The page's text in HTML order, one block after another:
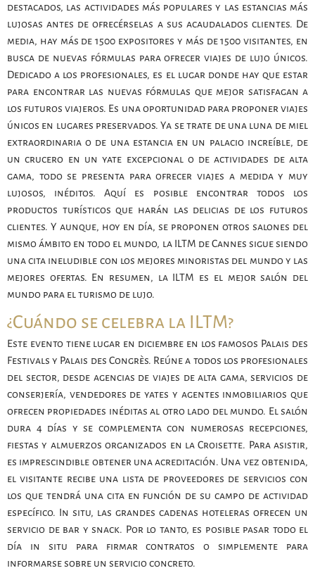
destacados, las actividades más populares y las estancias más
lujosas antes de ofrecérselas a sus acaudalados clientes. De
media, hay más de 1500 expositores y más de 1500 visitantes, en
busca de nuevas fórmulas para ofrecer viajes de lujo únicos.
Dedicado a los profesionales, es el lugar donde hay que estar
para encontrar las nuevas fórmulas que mejor satisfagan a
los futuros viajeros. Es una oportunidad para proponer viajes
únicos en lugares preservados. Ya se trate de una luna de miel
extraordinaria o de una estancia en un palacio increíble, de
un crucero en un yate excepcional o de actividades de alta
gama, todo se presenta para ofrecer viajes a medida y muy
lujosos, inéditos. Aquí es posible encontrar todos los
productos turísticos que harán las delicias de los futuros
clientes. Y aunque, hoy en día, se proponen otros salones del
mismo ámbito en todo el mundo, la ILTM de Cannes sigue siendo
una cita ineludible con los mejores minoristas del mundo y las
mejores ofertas. En resumen, la ILTM es el mejor salón del
mundo para el turismo de lujo.
¿Cuándo se celebra la ILTM?
Este evento tiene lugar en diciembre en los famosos Palais des
Festivals y Palais des Congrès. Reúne a todos los profesionales
del sector, desde agencias de viajes de alta gama, servicios de
conserjería, vendedores de yates y agentes inmobiliarios que
ofrecen propiedades inéditas al otro lado del mundo. El salón
dura 4 días y se complementa con numerosas recepciones,
fiestas y almuerzos organizados en la Croisette. Para asistir,
es imprescindible obtener una acreditación. Una vez obtenida,
el visitante recibe una lista de proveedores de servicios con
los que tendrá una cita en función de su campo de actividad
específico. In situ, las grandes cadenas hoteleras ofrecen un
servicio de bar y snack. Por lo tanto, es posible pasar todo el
día in situ para firmar contratos o simplemente para
informarse sobre un servicio concreto.